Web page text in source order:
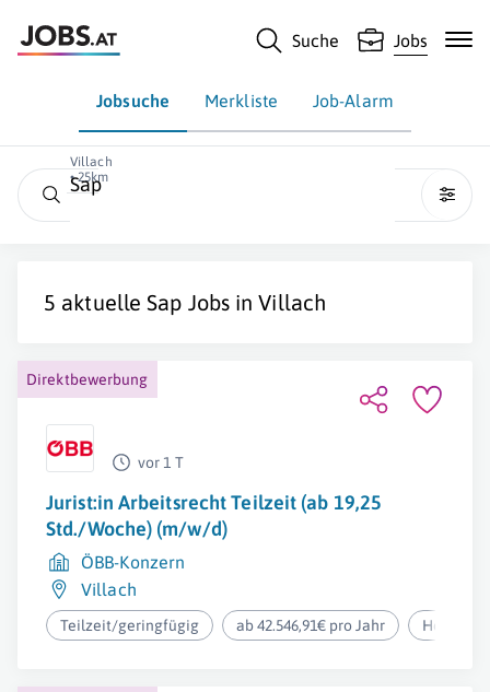
Suche Jobs
Jobsuche Merkliste Job-Alarm
Villach
• 25km
Sap
5 aktuelleSap Jobs inVillach
Direktbewerbung
vor 1 T
Jurist:in Arbeitsrecht Teilzeit (ab 19,25
Std./Woche) (m/w/d)
ÖBB-Konzern
Villach
Teilzeit/geringfügig ab 42.546,91€ pro Jahr